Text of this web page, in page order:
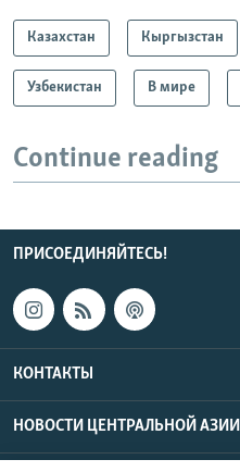
Казахстан Кыргызстан
Узбекистан В мире
Continue reading
ПРИСОЕДИНЯЙТЕСЬ!
КОНТАКТЫ
НОВОСТИ ЦЕНТРАЛЬНОЙ АЗИИ